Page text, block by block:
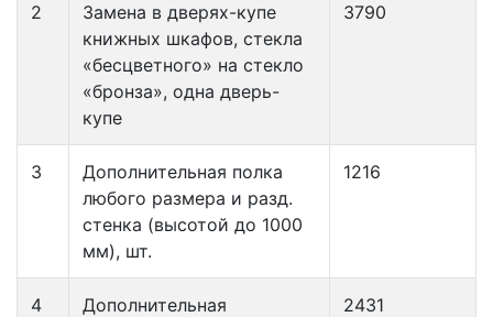
2
Замена в дверях-купе
книжных шкафов, стекла
«бесцветного» на стекло
«бронза», одна дверь-
купе
3790
3
Дополнительная полка
любого размера и разд.
стенка (высотой до 1000
мм), шт.
1216
4
Дополнительная
2431